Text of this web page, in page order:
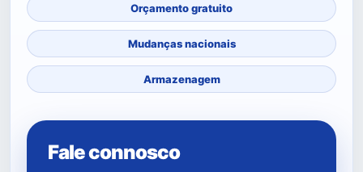
Orçamento gratuito
Mudanças nacionais
Armazenagem
Fale connosco